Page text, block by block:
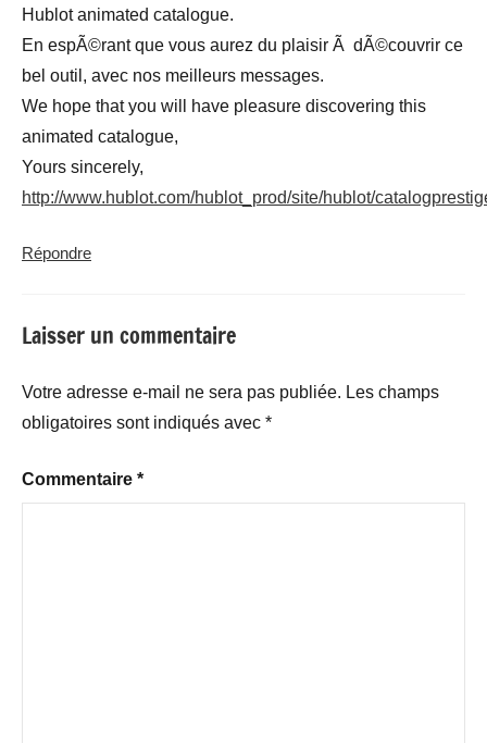
Hublot animated catalogue.
En espÃ©rant que vous aurez du plaisir Ã dÃ©couvrir ce
bel outil, avec nos meilleurs messages.
We hope that you will have pleasure discovering this
animated catalogue,
Yours sincerely,
http://www.hublot.com/hublot_prod/site/hublot/
Répondre
Laisser un commentaire
Votre adresse e-mail ne sera pas publiée. Les champs
obligatoires sont indiqués avec *
Commentaire *